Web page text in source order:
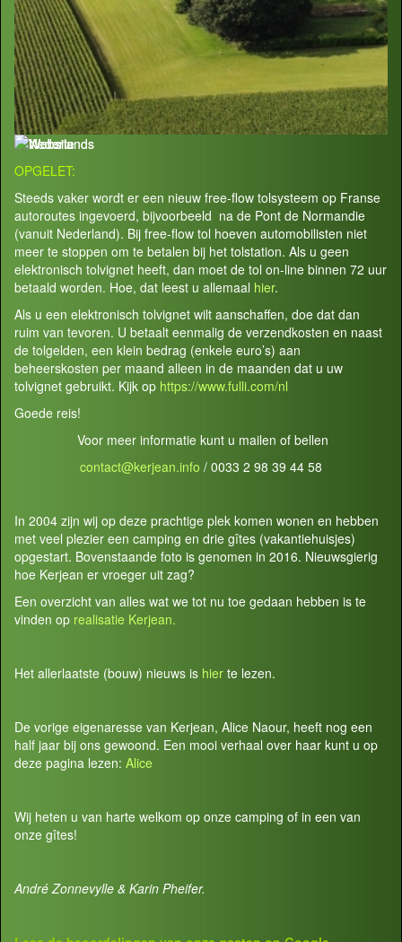
OPGELET:
Steeds vaker wordt er een nieuw free-flow tolsysteem op Franse
autoroutes ingevoerd, bijvoorbeeld na de Pont de Normandie
(vanuit Nederland). Bij free-flow tol hoeven automobilisten niet
meer te stoppen om te betalen bij het tolstation. Als u geen
elektronisch tolvignet heeft, dan moet de tol on-line binnen 72 uur
betaald worden. Hoe, dat leest u allemaal hier.
Als u een elektronisch tolvignet wilt aanschaffen, doe dat dan
ruim van tevoren. U betaalt eenmalig de verzendkosten en naast
de tolgelden, een klein bedrag (enkele euro’s) aan
beheerskosten per maand alleen in de maanden dat u uw
tolvignet gebruikt. Kijk op https://www.fulli.com/nl
Goede reis!
Voor meer informatie kunt u mailen of bellen
contact@kerjean.info / 0033 2 98 39 44 58
In 2004 zijn wij op deze prachtige plek komen wonen en hebben
met veel plezier een camping en drie gîtes (vakantiehuisjes)
opgestart. Bovenstaande foto is genomen in 2016. Nieuwsgierig
hoe Kerjean er vroeger uit zag?
Een overzicht van alles wat we tot nu toe gedaan hebben is te
vinden op realisatie Kerjean.
Het allerlaatste (bouw) nieuws is hier te lezen.
De vorige eigenaresse van Kerjean, Alice Naour, heeft nog een
half jaar bij ons gewoond. Een mooi verhaal over haar kunt u op
deze pagina lezen: Alice
Wij heten u van harte welkom op onze camping of in een van
onze gîtes!
André Zonnevylle & Karin Pheifer.